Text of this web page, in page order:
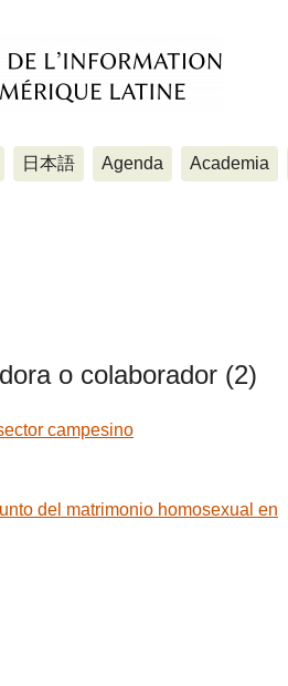
日本語 Agenda Academia
o colaborador (2)
campesino
del matrimonio homosexual en